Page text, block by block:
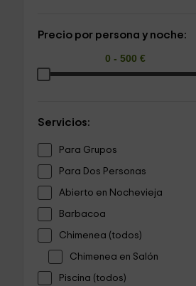
Precio por persona y noche:
Servicios:
Para Grupos
Para Dos Personas
Abierto en Nochevieja
Barbacoa
Chimenea (todos)
Chimenea en Salón
Piscina (todos)